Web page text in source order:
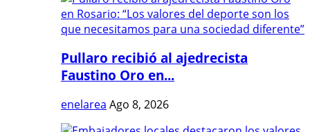
Pullaro recibió al ajedrecista
Faustino Oro en...
enelarea Ago 8, 2026